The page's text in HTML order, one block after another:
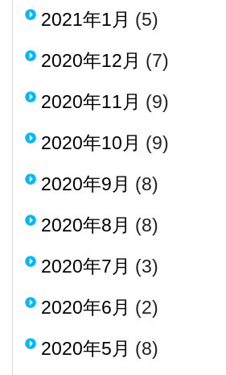
2021年1月 (5)
2020年12月 (7)
2020年11月 (9)
2020年10月 (9)
2020年9月 (8)
2020年8月 (8)
2020年7月 (3)
2020年6月 (2)
2020年5月 (8)